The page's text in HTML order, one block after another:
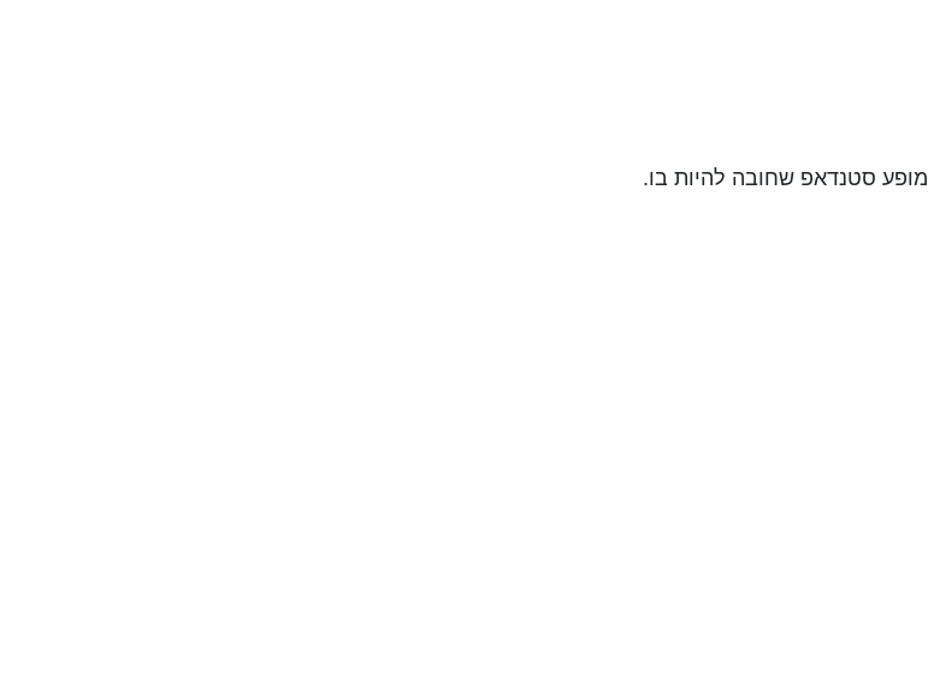
מופע סטנדאפ שחובה להיות בו.